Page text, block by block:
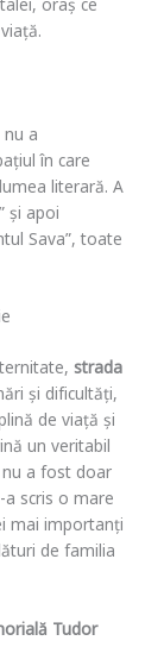
oraș ce
nu a
în care
literară. A
și apoi
Sava”, toate
strada
și dificultăți,
de viață și
un veritabil
a fost doar
a scris o mare
mai importanți
de familia
Tudor